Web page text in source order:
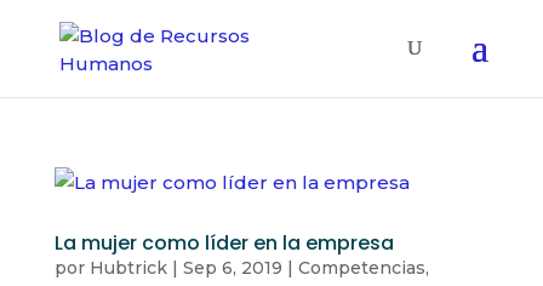
La mujer como líder en la empresa
por Hubtrick| Sep 6, 2019 | Competencias,